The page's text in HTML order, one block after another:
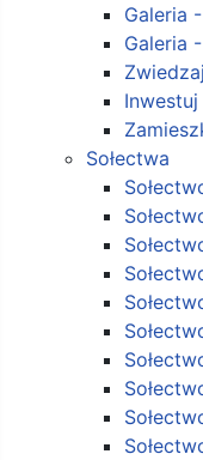
Galeria
Galeria
Sołectwa